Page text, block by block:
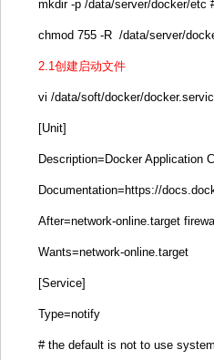
mkdir -p /data/server/docker/etc
chmod 755 -R /data/server/
2.1创建启动文件
vi /data/soft/docker/
[Unit]
Description=Docker Application
Documentation=https://
After=network-online.target
Wants=network-online.target
[Service]
Type=notify
# the default is not to use